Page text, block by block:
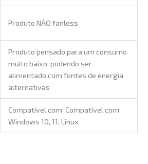
Produto NÃO fanless
Produto pensado para um consumo
muito baixo, podendo ser
alimentado com fontes de energia
alternativas
Compatível com: Compatível com
Windows 10, 11, Linux